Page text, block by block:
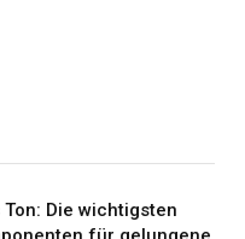
Die wichtigsten